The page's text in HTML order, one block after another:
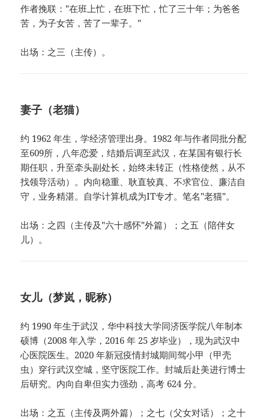
作者挽联："在班上忙，在班下忙，忙了三十年；为爸爸
苦，为子女苦，苦了一辈子。"
出场：之三（主传）。
妻子（老猫）
约 1962 年生，学经济管理出身。1982 年与作者同批分配
至609所，八年恋爱，结婚后调至武汉，在某国有银行长
期任职，升至牵头副处长，始终未转正（性格使然，从不
找领导活动）。内向稳重、耿直较真、不求官位、廉洁自
守，业务精湛。自学计算机成为IT专才。笔名"老猫"。
出场：之四（主传及"六十感怀"外篇）；之五（陪伴女
儿）。
女儿（梦岚，昵称）
约 1990 年生于武汉，华中科技大学同济医学院八年制本
硕博（2008 年入学，2016 年 25 岁毕业），现为武汉中
心医院医生。2020 年新冠疫情封城期间驾小甲（甲壳
虫）穿行武汉空城，坚守医院工作。封城后赴美进行博士
后研究。内向自卑但实力强劲，高考 624 分。
出场：之五（主传及两外篇）；之七（父女对话）；之十